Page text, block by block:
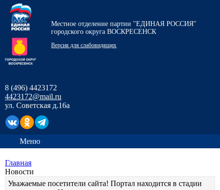
Местное отделение партии "ЕДИНАЯ РОССИЯ"
городского округа ВОСКРЕСЕНСК
Версия для слабовидящих
8 (496) 4423172
4423172@mail.ru
ул. Советская д.16а
Меню
Главная
Новости
Уважаемые посетители сайта! Портал находится в стадии